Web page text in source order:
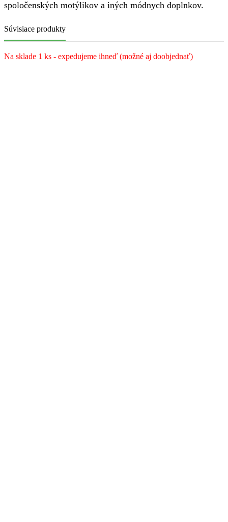
spoločenských motýlikov a iných módnych doplnkov.
Súvisiace produkty
Na sklade 1 ks - expedujeme ihneď (možné aj doobjednať)